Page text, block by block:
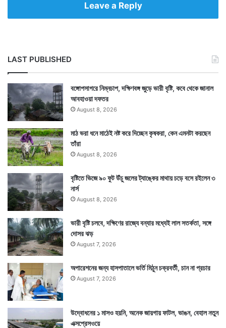
Leave a Reply
LAST PUBLISHED
বঙ্গোপসাগরে নিম্নচাপ, দক্ষিণবঙ্গ জুড়ে ভারী বৃষ্টি, কবে থেকে জানাল
আবহাওয়া দফতর
August 8, 2026
মাঠ ভরা ধনে মাঠেই নষ্ট করে দিচ্ছেন কৃষকরা, কেন এমনটা করছেন
তাঁরা
August 8, 2026
বৃষ্টিতে ভিজে ৯০ ফুট উঁচু জলের ট্যাঙ্কের মাথায় চড়ে বসে রইলেন ৩
নার্স
August 8, 2026
ভারী বৃষ্টি চলবে, দক্ষিণের রাজ্যে বন্যার মধ্যেই লাল সতর্কতা, সঙ্গে
দোসর ঝড়
August 7, 2026
অপারেশনের জন্য হাসপাতালে ভর্তি মিঠুন চক্রবর্তী, চান না প্রচার
August 7, 2026
উদ্বোধনের ১ মাসও হয়নি, অনেক জায়গায় ফাটল, ভাঙন, বেহাল নতুন
এক্সপ্রেসওয়ে